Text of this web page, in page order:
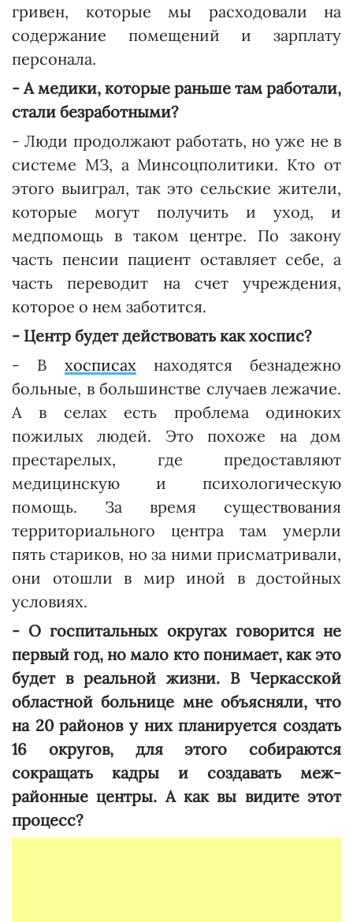
гривен, которые мы расходовали на
содержание помещений и зарплату
персонала.
- А медики, которые раньше там работали,
стали безработными?
- Люди продолжают работать, но уже не в
системе МЗ, а Минсоцполитики. Кто от
этого выиграл, так это сельские жители,
которые могут получить и уход, и
медпомощь в таком центре. По закону
часть пенсии пациент оставляет себе, а
часть переводит на счет учреждения,
которое о нем заботится.
- Центр будет действовать как хоспис?
- В хосписахнаходятся безнадежно
больные, в большинстве случаев лежачие.
А в селах есть проблема одиноких
пожилых людей. Это похоже на дом
престарелых, где предоставляют
медицинскую и психологическую
помощь. За время существования
территориального центра там умерли
пять стариков, но за ними присматривали,
они отошли в мир иной в достойных
условиях.
- О госпитальных округах говорится не
первый год, но мало кто понимает, как это
будет в реальной жизни. В Черкасской
областной больнице мне объясняли, что
на 20 районов у них планируется создать
16 округов, для этого собираются
сокращать кадры и создавать меж­
районные центры. А как вы видите этот
процесс?